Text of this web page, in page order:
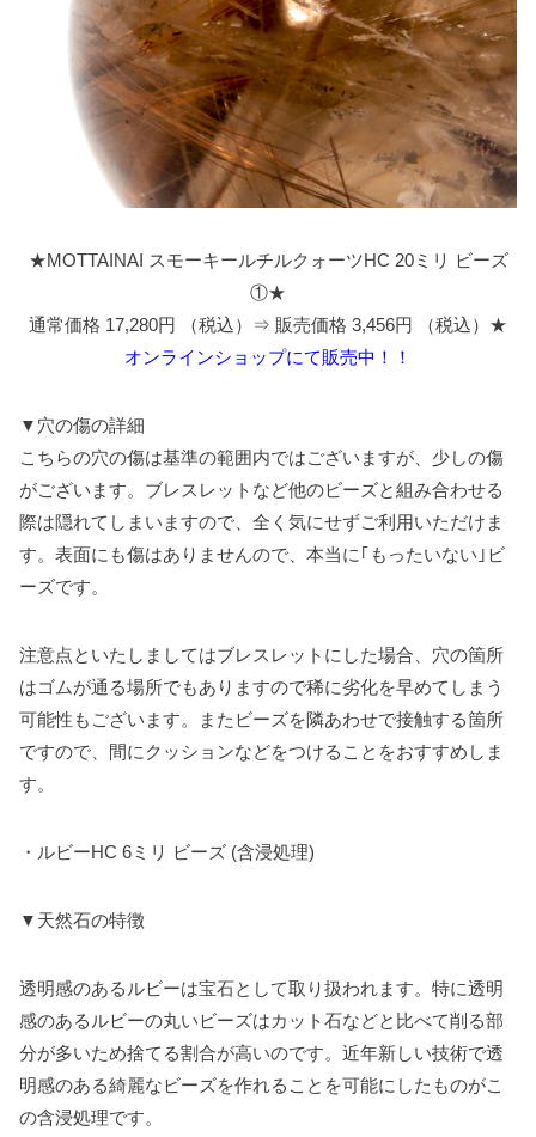
★MOTTAINAI スモーキールチルクォーツHC 20ミリ ビーズ
①★
通常価格 17,280円 （税込）⇒ 販売価格 3,456円 （税込）★
オンラインショップにて販売中！！
▼穴の傷の詳細
こちらの穴の傷は基準の範囲内ではございますが、少しの傷
がございます。ブレスレットなど他のビーズと組み合わせる
際は隠れてしまいますので、全く気にせずご利用いただけま
す。表面にも傷はありませんので、本当に｢もったいない｣ビ
ーズです。
注意点といたしましてはブレスレットにした場合、穴の箇所
はゴムが通る場所でもありますので稀に劣化を早めてしまう
可能性もございます。またビーズを隣あわせで接触する箇所
ですので、間にクッションなどをつけることをおすすめしま
す。
・ルビーHC 6ミリ ビーズ (含浸処理)
▼天然石の特徴
透明感のあるルビーは宝石として取り扱われます。特に透明
感のあるルビーの丸いビーズはカット石などと比べて削る部
分が多いため捨てる割合が高いのです。近年新しい技術で透
明感のある綺麗なビーズを作れることを可能にしたものがこ
の含浸処理です。